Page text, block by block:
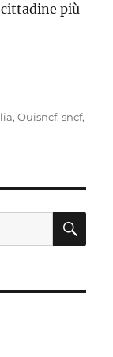
cittadine più
,Ouisncf,sncf,